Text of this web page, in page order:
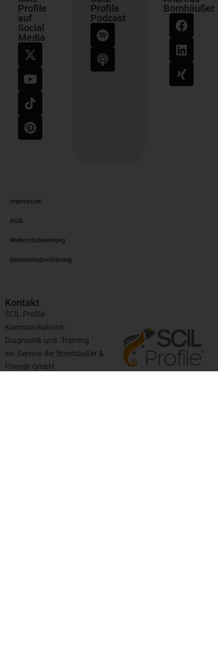
Impressum
AGB
Widerrufsbelehrung
Datenschutzerklärung
Kontakt​
SCIL Profile
Kommunikations-
Diagnostik und -Training
ein Service der Bornhäußer &
Friends GmbH
Profile
auf
Social
Media
Profile
Podcast
Bornhäußer